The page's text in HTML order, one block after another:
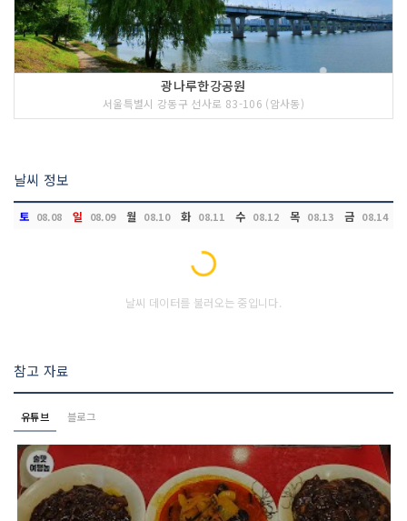
광나루한강공원
서울특별시 강동구 선사로 83-106 (암사동)
날씨 정보
토 08.08 일 08.09 월 08.10 화 08.11 수 08.12 목 08.13 금 08.14
Loading...
날씨 데이터를 불러오는 중입니다.
참고 자료
유튜브 블로그